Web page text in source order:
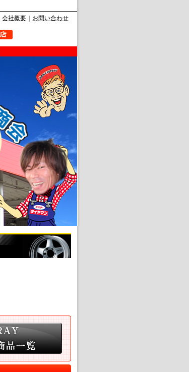
会社概要 お問い合わせ